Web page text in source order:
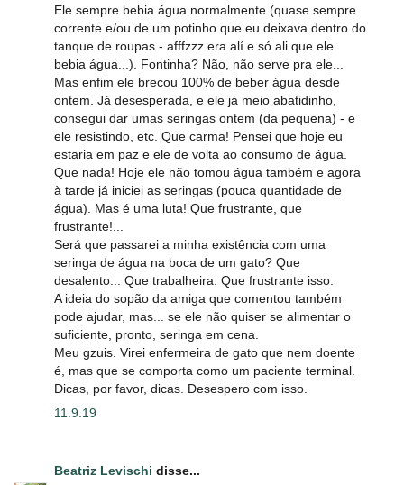
Ele sempre bebia água normalmente (quase sempre
corrente e/ou de um potinho que eu deixava dentro do
tanque de roupas - afffzzz era alí e só ali que ele
bebia água...). Fontinha? Não, não serve pra ele...
Mas enfim ele brecou 100% de beber água desde
ontem. Já desesperada, e ele já meio abatidinho,
consegui dar umas seringas ontem (da pequena) - e
ele resistindo, etc. Que carma! Pensei que hoje eu
estaria em paz e ele de volta ao consumo de água.
Que nada! Hoje ele não tomou água também e agora
à tarde já iniciei as seringas (pouca quantidade de
água). Mas é uma luta! Que frustrante, que
frustrante!...
Será que passarei a minha existência com uma
seringa de água na boca de um gato? Que
desalento... Que trabalheira. Que frustrante isso.
A ideia do sopão da amiga que comentou também
pode ajudar, mas... se ele não quiser se alimentar o
suficiente, pronto, seringa em cena.
Meu gzuis. Virei enfermeira de gato que nem doente
é, mas que se comporta como um paciente terminal.
Dicas, por favor, dicas. Desespero com isso.
11.9.19
Beatriz Levischi disse...